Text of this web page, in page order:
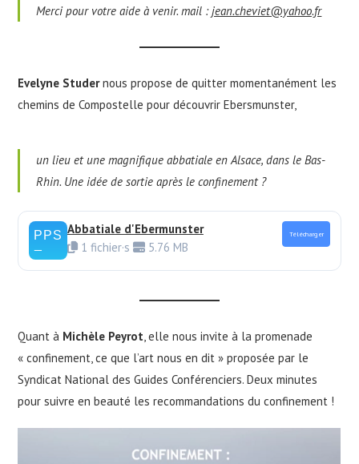
Merci pour votre aide à venir. mail :jean.cheviet@yahoo.fr
Evelyne Studernous propose de quitter momentanément les
chemins de Compostelle pour découvrir Ebersmunster,
un lieu et une magnifique abbatiale en Alsace, dans le Bas-
Rhin. Une idée de sortie après le confinement ?
Abbatiale d'Ebermunster
1 fichier·s
5.76 MB
Télécharger
Quant à Michèle Peyrot , elle nous invite à la promenade
« confinement, ce que l’art nous en dit » proposée par le
Syndicat National des Guides Conférenciers. Deux minutes
pour suivre en beauté les recommandations du confinement !